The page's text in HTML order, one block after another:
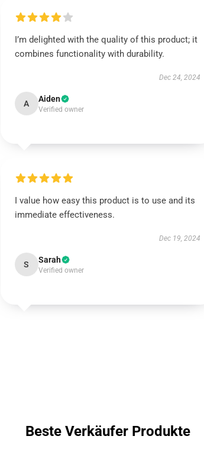
I’m delighted with the quality of this product; it
combines functionality with durability.
Dec 24, 2024
A Aiden
Verified owner
I value how easy this product is to use and its
immediate effectiveness.
Dec 19, 2024
S Sarah
Verified owner
Beste Verkäufer Produkte